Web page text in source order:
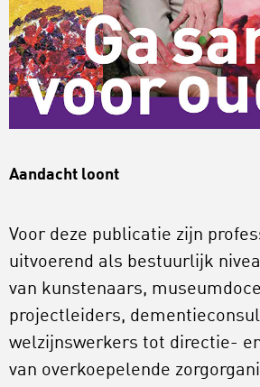
Aandacht loont
Voor deze publicatie zijn
uitvoerend als bestuurlijk
van kunstenaars,
projectleiders,
welzijnswerkers tot directie-
van overkoepelende